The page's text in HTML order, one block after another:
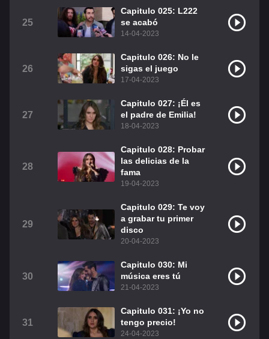
25
Capitulo 025: L222
se acabó
14-04-2023
26
Capitulo 026: No le
sigas el juego
17-04-2023
27
Capitulo 027: ¡Él es
el padre de Emilia!
18-04-2023
28
Capitulo 028: Probar
las delicias de la
fama
19-04-2023
29
Capitulo 029: Te voy
a grabar tu primer
disco
20-04-2023
30
Capitulo 030: Mi
música eres tú
21-04-2023
31
Capitulo 031: ¡Yo no
tengo precio!
24-04-2023